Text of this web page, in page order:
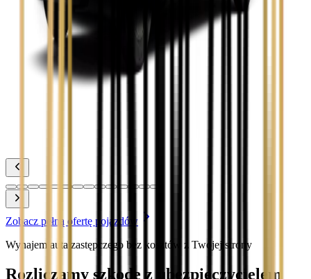
Toyota Corolla
Toyota Prius
Zobacz pełną ofertę pojazdów
Wynajem auta zastępczego bez kosztów z Twojej strony
Rozliczamy szkodę z ubezpieczycielem